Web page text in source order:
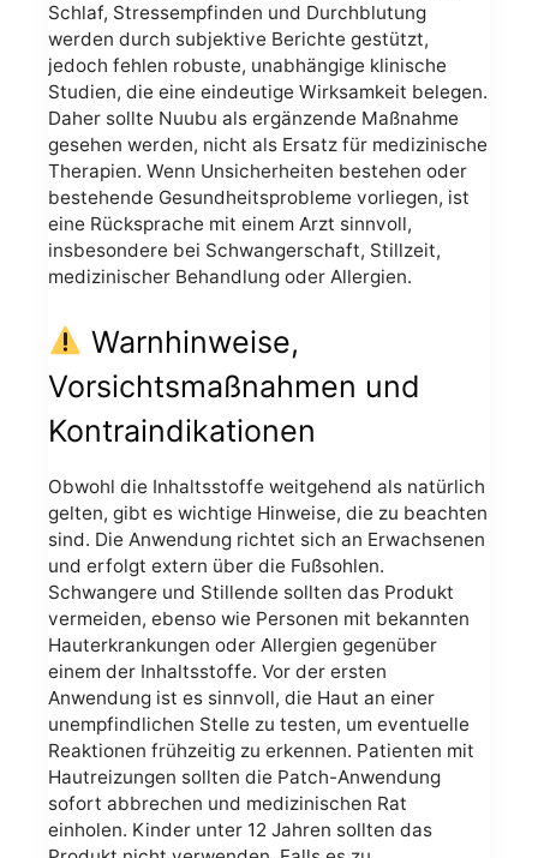
Schlaf, Stressempfinden und Durchblutung
werden durch subjektive Berichte gestützt,
jedoch fehlen robuste, unabhängige klinische
Studien, die eine eindeutige Wirksamkeit belegen.
Daher sollte Nuubu als ergänzende Maßnahme
gesehen werden, nicht als Ersatz für medizinische
Therapien. Wenn Unsicherheiten bestehen oder
bestehende Gesundheitsprobleme vorliegen, ist
eine Rücksprache mit einem Arzt sinnvoll,
insbesondere bei Schwangerschaft, Stillzeit,
medizinischer Behandlung oder Allergien.
Warnhinweise,
Vorsichtsmaßnahmen und
Kontraindikationen
Obwohl die Inhaltsstoffe weitgehend als natürlich
gelten, gibt es wichtige Hinweise, die zu beachten
sind. Die Anwendung richtet sich an Erwachsenen
und erfolgt extern über die Fußsohlen.
Schwangere und Stillende sollten das Produkt
vermeiden, ebenso wie Personen mit bekannten
Hauterkrankungen oder Allergien gegenüber
einem der Inhaltsstoffe. Vor der ersten
Anwendung ist es sinnvoll, die Haut an einer
unempfindlichen Stelle zu testen, um eventuelle
Reaktionen frühzeitig zu erkennen. Patienten mit
Hautreizungen sollten die Patch-Anwendung
sofort abbrechen und medizinischen Rat
einholen. Kinder unter 12 Jahren sollten das